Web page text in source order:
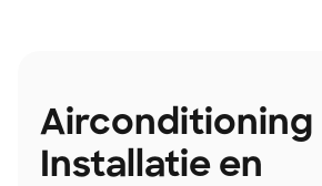
Airconditioning
Installatie en